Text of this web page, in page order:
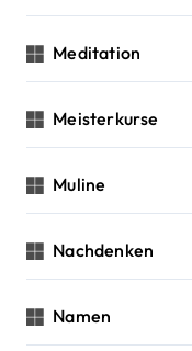
Meditation
Meisterkurse
Muline
Nachdenken
Namen